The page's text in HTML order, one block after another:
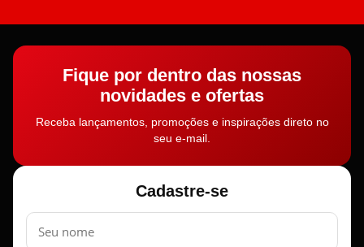
Fique por dentro das nossas
novidades e ofertas
Receba lançamentos, promoções e inspirações direto no
seu e-mail.
Cadastre-se
Nome